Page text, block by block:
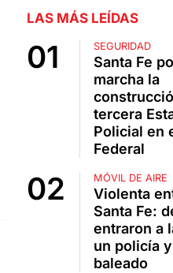
LAS MÁS LEÍDAS
SEGURIDAD
Santa Fe
marcha la
tercera
Policial en
Federal
MÓVIL DE AIRE
Violenta
Santa Fe:
entraron a
un policía
baleado